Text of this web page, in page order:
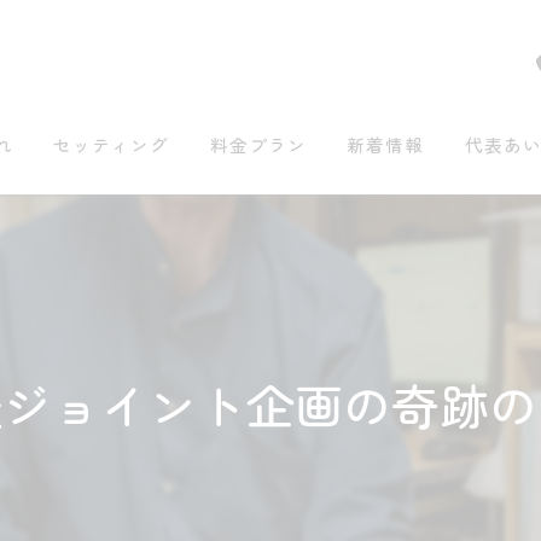
セッティング 料金プラン 新着情報 代表あ
ョイント企画の奇跡